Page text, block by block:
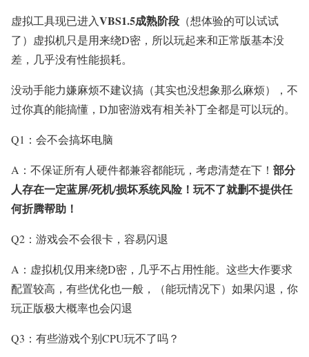
虚拟工具现已进入VBS1.5成熟阶段 （想体验的可以试试
了）虚拟机只是用来绕D密，所以玩起来和正常版基本没
差，几乎没有性能损耗。
没动手能力嫌麻烦不建议搞（其实也没想象那么麻烦），不
过你真的能搞懂，D加密游戏有相关补丁全都是可以玩的。
Q1：会不会搞坏电脑
A：不保证所有人硬件都兼容都能玩，考虑清楚在下！ 部分
人存在一定蓝屏/死机/损坏系统风险！玩不了就删不提供任
何折腾帮助！
Q2：游戏会不会很卡，容易闪退
A：虚拟机仅用来绕D密，几乎不占用性能。这些大作要求
配置较高，有些优化也一般，（能玩情况下）如果闪退，你
玩正版极大概率也会闪退
Q3：有些游戏个别CPU玩不了吗？